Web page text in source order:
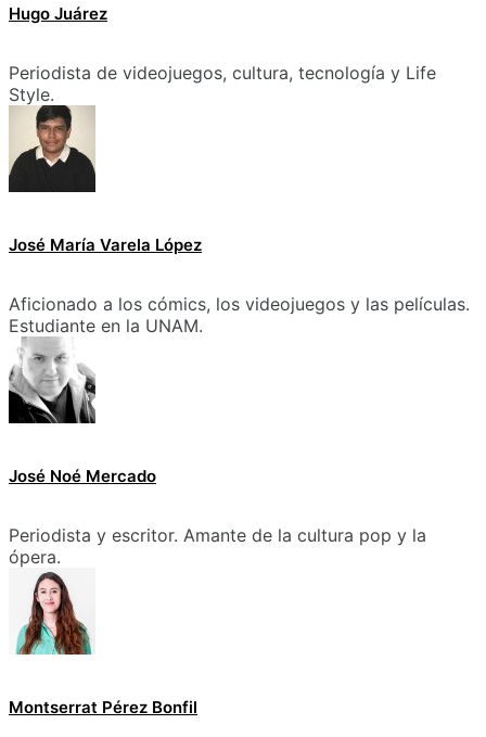
Hugo Juárez
Periodista de videojuegos, cultura, tecnología y Life
Style.
José María Varela López
Aficionado a los cómics, los videojuegos y las películas.
Estudiante en la UNAM.
José Noé Mercado
Periodista y escritor. Amante de la cultura pop y la
ópera.
Montserrat Pérez Bonfil